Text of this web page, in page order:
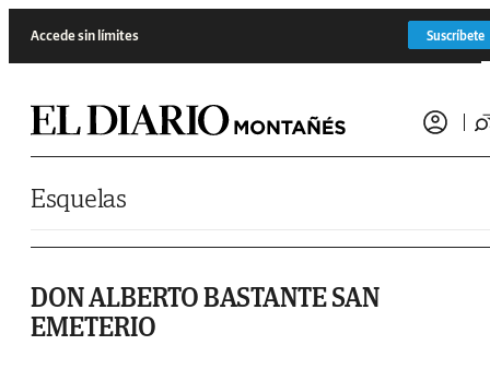
Accede sin límites Suscríbete
Esquelas
DON ALBERTO BASTANTE SAN
EMETERIO